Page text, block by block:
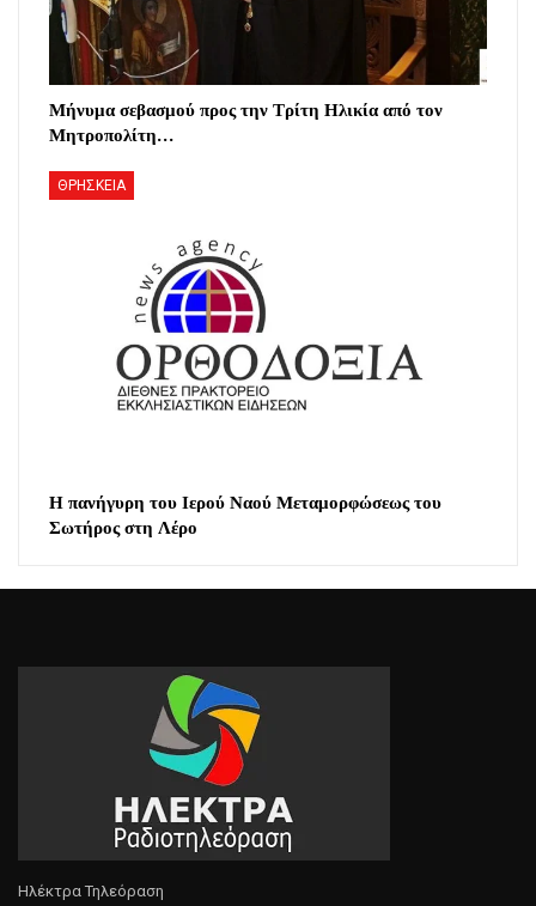
Μήνυμα σεβασμού προς την Τρίτη Ηλικία από τον
Μητροπολίτη…
ΘΡΗΣΚΕΙΑ
Η πανήγυρη του Ιερού Ναού Μεταμορφώσεως του
Σωτήρος στη Λέρο
Ηλέκτρα Τηλεόραση